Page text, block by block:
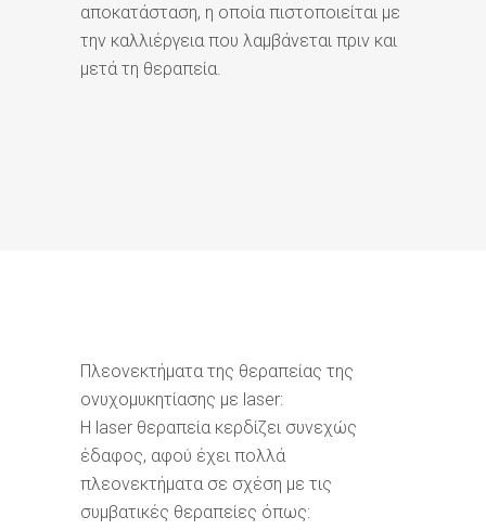
αποκατάσταση, η οποία πιστοποιείται με
την καλλιέργεια που λαμβάνεται πριν και
μετά τη θεραπεία.
Πλεονεκτήματα της θεραπείας της
ονυχομυκητίασης με laser:
Η laser θεραπεία κερδίζει συνεχώς
έδαφος, αφού έχει πολλά
πλεονεκτήματα σε σχέση με τις
συμβατικές θεραπείες όπως: